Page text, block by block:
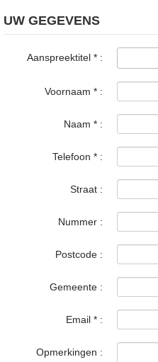
UW GEGEVENS
Aanspreektitel * :
Voornaam * :
Naam * :
Telefoon * :
Straat :
Nummer :
Postcode :
Gemeente :
Email * :
Opmerkingen :